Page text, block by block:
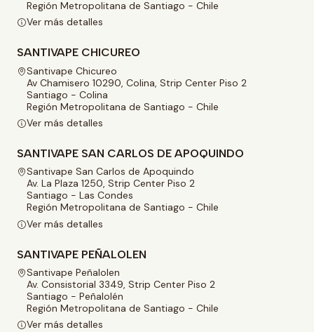
Región Metropolitana de Santiago - Chile
Ver más detalles
SANTIVAPE CHICUREO
Santivape Chicureo
Av Chamisero 10290, Colina, Strip Center Piso 2
Santiago - Colina
Región Metropolitana de Santiago - Chile
Ver más detalles
SANTIVAPE SAN CARLOS DE APOQUINDO
Santivape San Carlos de Apoquindo
Av. La Plaza 1250, Strip Center Piso 2
Santiago - Las Condes
Región Metropolitana de Santiago - Chile
Ver más detalles
SANTIVAPE PEÑALOLEN
Santivape Peñalolen
Av. Consistorial 3349, Strip Center Piso 2
Santiago - Peñalolén
Región Metropolitana de Santiago - Chile
Ver más detalles